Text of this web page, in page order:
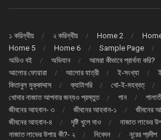
১ করিন্থীয় ২ করিন্থীয় Home 2
Home 5
Home 6 Sample Page
অডিও বই
অভিযান আমরা কীভাবে প্রার্থনা করি?
আলোর ফোয়ারা
আলোর যাত্রী ই-সংখ্যা
কিতাবুল মুক্কাদ্দাস
ক্যাটাগরি
খো-ই-মহব্বত্
খোদার নাজাত আপনার জন্যও প্রস্তুত
গান
জীবনের আহবান- ৩
জীবনের আহবান-১
জীবনের
জীবনের আহবান-৪
দৃষ্টি খুলে দাও
নাজাত লাভের
নাজাত লাভের উপায় কী?- ২
নিবেদন নূরের প্রদীপ